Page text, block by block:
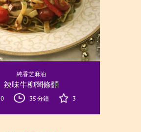
純香芝麻油
辣味牛柳闊條麵
0 35 分鐘 3